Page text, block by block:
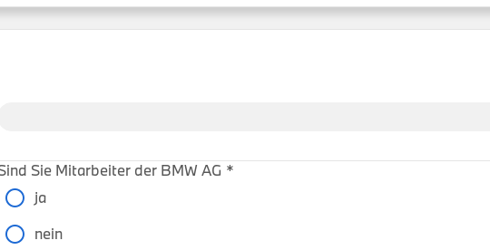
Sie Mitarbeiter der BMW AG *
ja
nein